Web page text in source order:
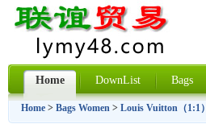
Home DownList Bags
Home > Bags Women > Louis Vuitton（1:1）